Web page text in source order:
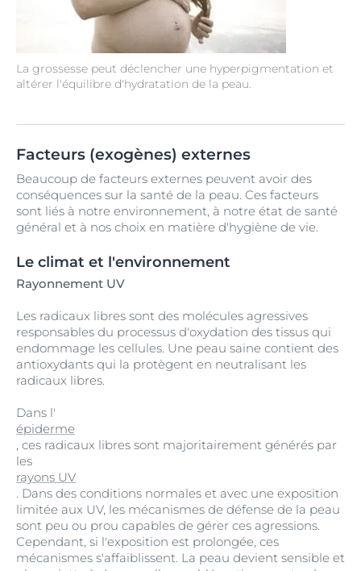
La grossesse peut déclencher une hyperpigmentation et
altérer l'équilibre d'hydratation de la peau.
Facteurs (exogènes) externes
Beaucoup de facteurs externes peuvent avoir des
conséquences sur la santé de la peau. Ces facteurs
sont liés à notre environnement, à notre état de santé
général et à nos choix en matière d'hygiène de vie.
Le climat et l'environnement
Rayonnement UV
Les radicaux libres sont des molécules agressives
responsables du processus d'oxydation des tissus qui
endommage les cellules. Une peau saine contient des
antioxydants qui la protègent en neutralisant les
radicaux libres.
Dans l'
épiderme
, ces radicaux libres sont majoritairement générés par
les
rayons UV
. Dans des conditions normales et avec une exposition
limitée aux UV, les mécanismes de défense de la peau
sont peu ou prou capables de gérer ces agressions.
Cependant, si l'exposition est prolongée, ces
mécanismes s'affaiblissent. La peau devient sensible et